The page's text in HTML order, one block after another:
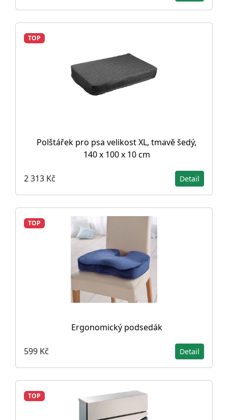
TOP
Polštářek pro psa velikost XL, tmavě šedý,
140 x 100 x 10 cm
2 313 Kč Detail
TOP
Ergonomický podsedák
599 Kč Detail
TOP